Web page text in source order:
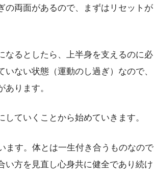
の両面があるので、まずはリセットが
なるとしたら、上半身を支えるのに必
ない状態（運動のし過ぎ）なので、
ります。
ていくことから始めていきます。
ます。体とは一生付き合うものなので
い方を見直し心身共に健全であり続け